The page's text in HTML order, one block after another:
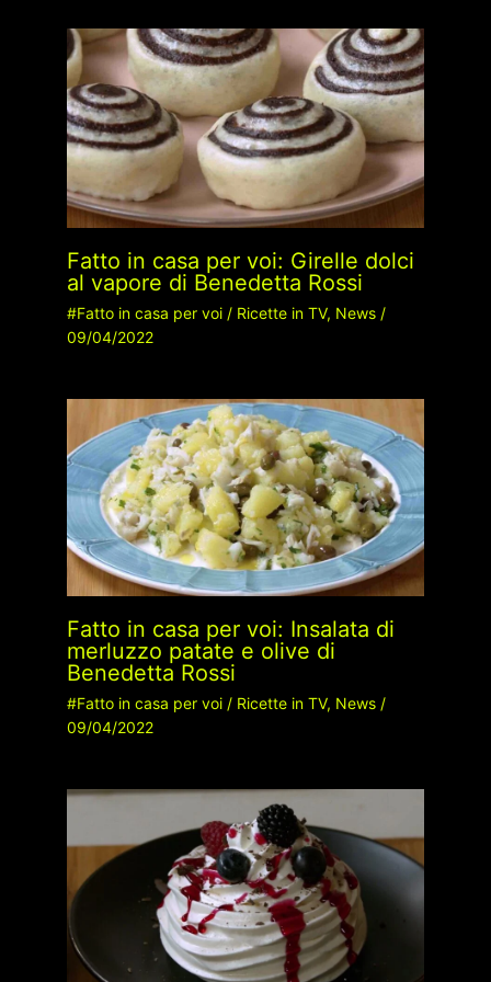
Fatto in casa per voi: Girelle dolci
al vapore di Benedetta Rossi
#Fatto in casa per voi/ Ricette in TV, News/
09/04/2022
Fatto in casa per voi: Insalata di
merluzzo patate e olive di
Benedetta Rossi
#Fatto in casa per voi/ Ricette in TV, News/
09/04/2022